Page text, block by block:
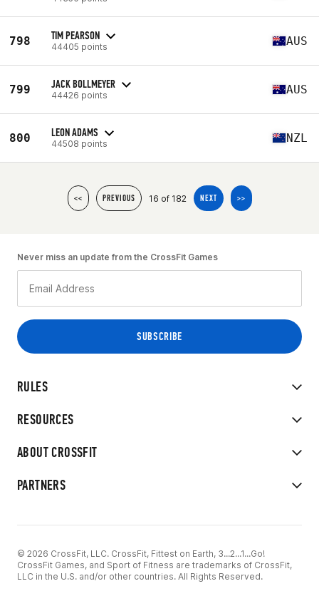
798 TIM PEARSON
44405 points AUS
799 JACK BOLLMEYER
44426 points AUS
800 LEON ADAMS
44508 points NZL
<< PREVIOUS 16 of 182 NEXT >>
RULES
RESOURCES
ABOUT CROSSFIT
PARTNERS
Never miss an update from the CrossFit Games
© 2026 CrossFit, LLC. CrossFit, Fittest on Earth, 3...2...1...Go!
CrossFit Games, and Sport of Fitness are trademarks of CrossFit,
LLC in the U.S. and/or other countries. All Rights Reserved.